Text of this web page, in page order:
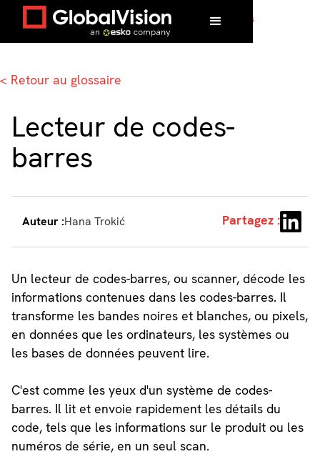
Accueil/Glossaire/Lecteur de codes-barres
< Retour au glossaire
Lecteur de codes-
barres
Auteur :Hana Trokić Partagez :
Un lecteur de codes-barres, ou scanner, décode les
informations contenues dans les codes-barres. Il
transforme les bandes noires et blanches, ou pixels,
en données que les ordinateurs, les systèmes ou
les bases de données peuvent lire.
C'est comme les yeux d'un système de codes-
barres. Il lit et envoie rapidement les détails du
code, tels que les informations sur le produit ou les
numéros de série, en un seul scan.